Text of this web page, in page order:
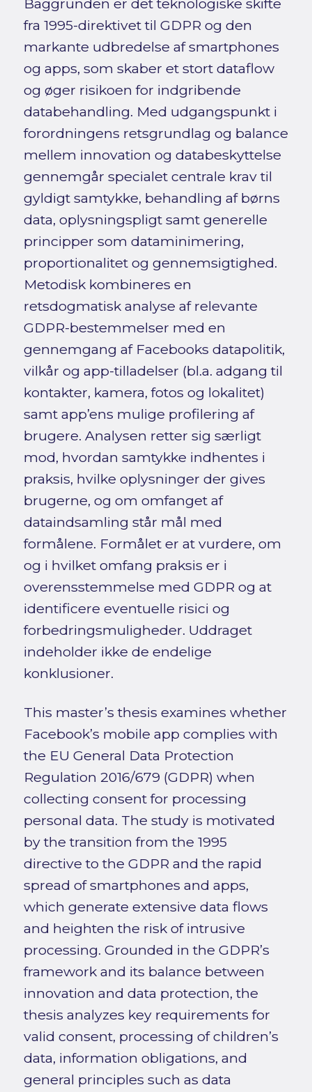
Baggrunden er det teknologiske skifte
fra 1995-direktivet til GDPR og den
markante udbredelse af smartphones
og apps, som skaber et stort dataflow
og øger risikoen for indgribende
databehandling. Med udgangspunkt i
forordningens retsgrundlag og balance
mellem innovation og databeskyttelse
gennemgår specialet centrale krav til
gyldigt samtykke, behandling af børns
data, oplysningspligt samt generelle
principper som dataminimering,
proportionalitet og gennemsigtighed.
Metodisk kombineres en
retsdogmatisk analyse af relevante
GDPR-bestemmelser med en
gennemgang af Facebooks datapolitik,
vilkår og app-tilladelser (bl.a. adgang til
kontakter, kamera, fotos og lokalitet)
samt app’ens mulige profilering af
brugere. Analysen retter sig særligt
mod, hvordan samtykke indhentes i
praksis, hvilke oplysninger der gives
brugerne, og om omfanget af
dataindsamling står mål med
formålene. Formålet er at vurdere, om
og i hvilket omfang praksis er i
overensstemmelse med GDPR og at
identificere eventuelle risici og
forbedringsmuligheder. Uddraget
indeholder ikke de endelige
konklusioner.
This master’s thesis examines whether
Facebook’s mobile app complies with
the EU General Data Protection
Regulation 2016/679 (GDPR) when
collecting consent for processing
personal data. The study is motivated
by the transition from the 1995
directive to the GDPR and the rapid
spread of smartphones and apps,
which generate extensive data flows
and heighten the risk of intrusive
processing. Grounded in the GDPR’s
framework and its balance between
innovation and data protection, the
thesis analyzes key requirements for
valid consent, processing of children’s
data, information obligations, and
general principles such as data